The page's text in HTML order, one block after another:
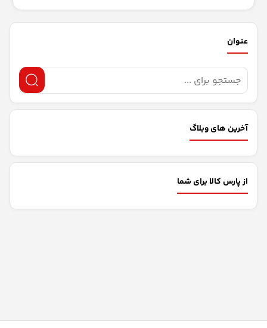
عنوان
آخرین های وبلاگ
از پارس کالا برای شما